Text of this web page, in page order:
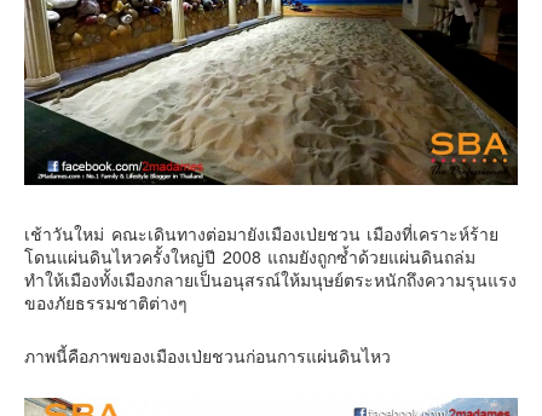
เช้าวันใหม่ คณะเดินทางต่อมายังเมืองเป่ยชวน เมืองที่เคราะห์ร้าย
โดนแผ่นดินไหวครั้งใหญ่ปี 2008 แถมยังถูกซ้ำด้วยแผ่นดินถล่ม
ทำให้เมืองทั้งเมืองกลายเป็นอนุสรณ์ให้มนุษย์ตระหนักถึงความรุนแรง
ของภัยธรรมชาติต่างๆ
ภาพนี้คือภาพของเมืองเป่ยชวนก่อนการแผ่นดินไหว